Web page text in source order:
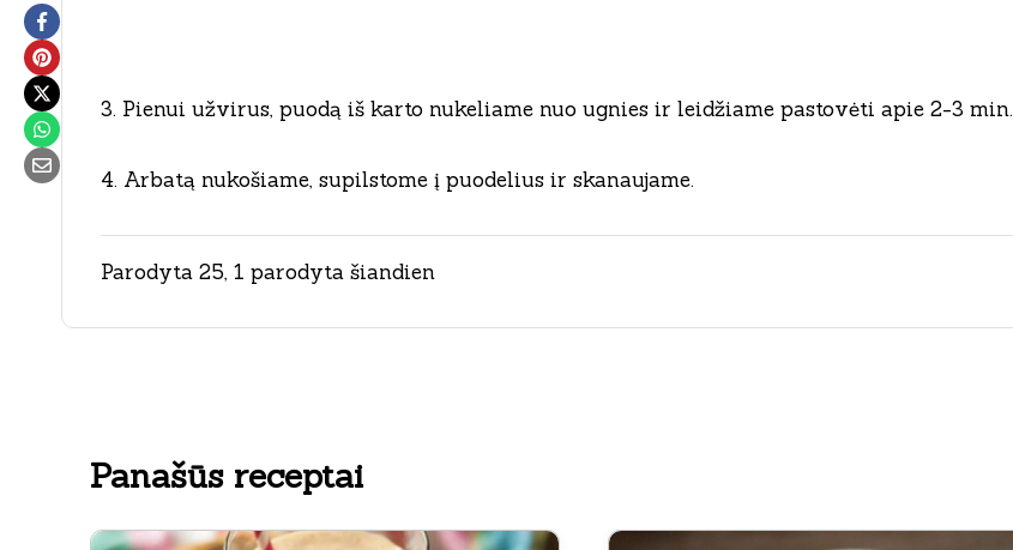
3. Pienui užvirus, puodą iš karto nukeliame nuo ugnies ir leidžiame pastovėti apie 2-3 min.
4. Arbatą nukošiame, supilstome į puodelius ir skanaujame.
Parodyta 25, 1 parodyta šiandien
Panašūs receptai